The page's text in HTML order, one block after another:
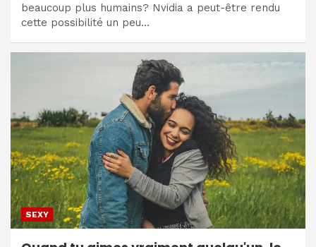
beaucoup plus humains? Nvidia a peut-être rendu
cette possibilité un peu…
SEXY